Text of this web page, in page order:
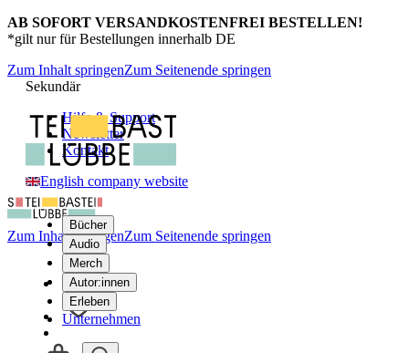
AB SOFORT VERSANDKOSTENFREI BESTELLEN!
*gilt nur für Bestellungen innerhalb DE
Zum Inhalt springenZum Seitenende springen
Sekundär
Hilfe & Support
Newsletter
Kontakt
English company website
Bücher
Audio
Merch
Autor:innen
Erleben
Unternehmen
Zum Inhalt springenZum Seitenende springen